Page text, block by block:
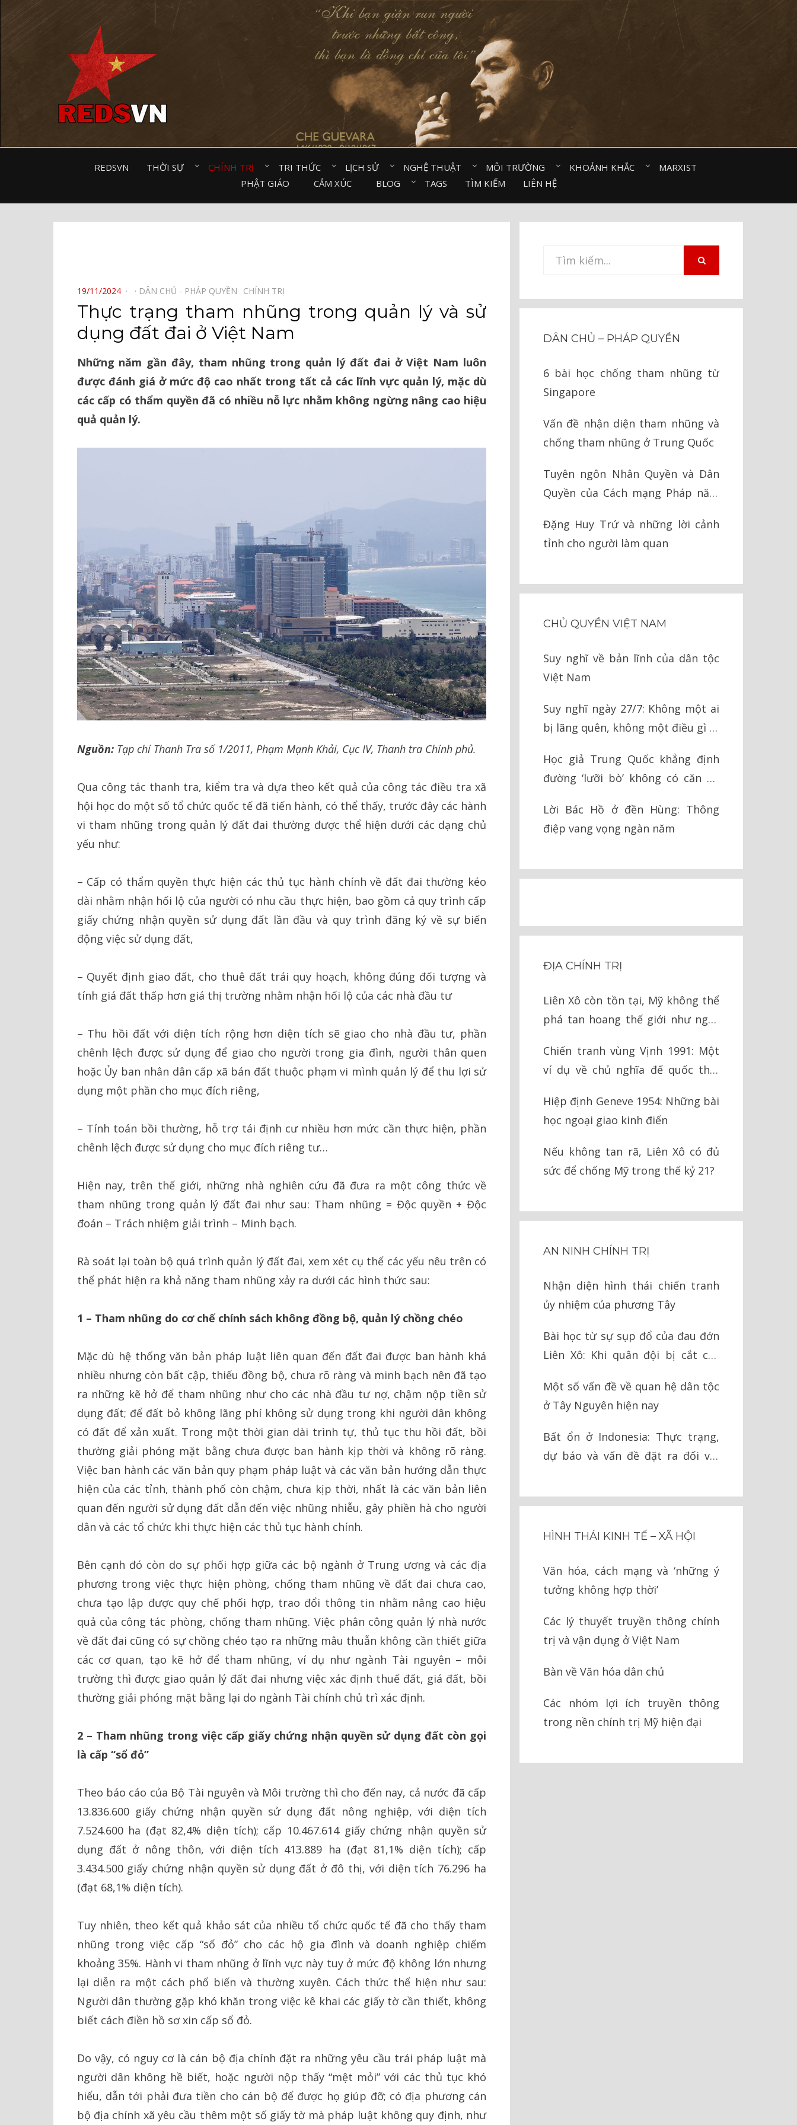
REDSVN THỜI SỰ⠀ CHÍNH TRỊ⠀ TRI THỨC⠀ LỊCH SỬ⠀ NGHỆ THUẬT⠀ MÔI TRƯỜNG⠀ KHOẢNH KHẮC⠀
MARXIST⠀
PHẬT GIÁO⠀
CẢM XÚC⠀ BLOG⠀ TAGS TÌM KIẾM LIÊN HỆ
POSTED
ON
19/11/2024 DÂN CHỦ - PHÁP QUYỀN⠀ CHÍNH TRỊ⠀
Thực trạng tham nhũng trong quản lý và sử
dụng đất đai ở Việt Nam
Những năm gần đây, tham nhũng trong quản lý đất đai ở Việt Nam luôn
được đánh giá ở mức độ cao nhất trong tất cả các lĩnh vực quản lý, mặc dù
các cấp có thẩm quyền đã có nhiều nỗ lực nhằm không ngừng nâng cao hiệu
quả quản lý.
Nguồn:Tạp chí Thanh Tra số 1/2011, Phạm Mạnh Khải, Cục IV, Thanh tra Chính phủ.
Qua công tác thanh tra, kiểm tra và dựa theo kết quả của công tác điều tra xã
hội học do một số tổ chức quốc tế đã tiến hành, có thể thấy, trước đây các hành
vi tham nhũng trong quản lý đất đai thường được thể hiện dưới các dạng chủ
yếu như:
– Cấp có thẩm quyền thực hiện các thủ tục hành chính về đất đai thường kéo
dài nhằm nhận hối lộ của người có nhu cầu thực hiện, bao gồm cả quy trình cấp
giấy chứng nhận quyền sử dụng đất lần đầu và quy trình đăng ký về sự biến
động việc sử dụng đất,
– Quyết định giao đất, cho thuê đất trái quy hoạch, không đúng đối tượng và
tính giá đất thấp hơn giá thị trường nhằm nhận hối lộ của các nhà đầu tư
– Thu hồi đất với diện tích rộng hơn diện tích sẽ giao cho nhà đầu tư, phần
chênh lệch được sử dụng để giao cho người trong gia đình, người thân quen
hoặc Ủy ban nhân dân cấp xã bán đất thuộc phạm vi mình quản lý để thu lợi sử
dụng một phần cho mục đích riêng,
– Tính toán bồi thường, hỗ trợ tái định cư nhiều hơn mức cần thực hiện, phần
chênh lệch được sử dụng cho mục đích riêng tư…
Hiện nay, trên thế giới, những nhà nghiên cứu đã đưa ra một công thức về
tham nhũng trong quản lý đất đai như sau: Tham nhũng = Độc quyền + Độc
đoán – Trách nhiệm giải trình – Minh bạch.
Rà soát lại toàn bộ quá trình quản lý đất đai, xem xét cụ thể các yếu nêu trên có
thể phát hiện ra khả năng tham nhũng xảy ra dưới các hình thức sau:
1 – Tham nhũng do cơ chế chính sách không đồng bộ, quản lý chồng chéo
Mặc dù hệ thống văn bản pháp luật liên quan đến đất đai được ban hành khá
nhiều nhưng còn bất cập, thiếu đồng bộ, chưa rõ ràng và minh bạch nên đã tạo
ra những kẽ hở để tham nhũng như cho các nhà đầu tư nợ, chậm nộp tiền sử
dụng đất; để đất bỏ không lãng phí không sử dụng trong khi người dân không
có đất để xản xuất. Trong một thời gian dài trình tự, thủ tục thu hồi đất, bồi
thường giải phóng mặt bằng chưa được ban hành kịp thời và không rõ ràng.
Việc ban hành các văn bản quy phạm pháp luật và các văn bản hướng dẫn thực
hiện của các tỉnh, thành phố còn chậm, chưa kịp thời, nhất là các văn bản liên
quan đến người sử dụng đất dẫn đến việc nhũng nhiễu, gây phiền hà cho người
dân và các tổ chức khi thực hiện các thủ tục hành chính.
Bên cạnh đó còn do sự phối hợp giữa các bộ ngành ở Trung ương và các địa
phương trong việc thực hiện phòng, chống tham nhũng về đất đai chưa cao,
chưa tạo lập được quy chế phối hợp, trao đổi thông tin nhằm nâng cao hiệu
quả của công tác phòng, chống tham nhũng. Việc phân công quản lý nhà nước
về đất đai cũng có sự chồng chéo tạo ra những mâu thuẫn không cần thiết giữa
các cơ quan, tạo kẽ hở để tham nhũng, ví dụ như ngành Tài nguyên – môi
trường thì được giao quản lý đất đai nhưng việc xác định thuế đất, giá đất, bồi
thường giải phóng mặt bằng lại do ngành Tài chính chủ trì xác định.
2 – Tham nhũng trong việc cấp giấy chứng nhận quyền sử dụng đất còn gọi
là cấp “sổ đỏ”
Theo báo cáo của Bộ Tài nguyên và Môi trường thì cho đến nay, cả nước đã cấp
13.836.600 giấy chứng nhận quyền sử dụng đất nông nghiệp, với diện tích
7.524.600 ha (đạt 82,4% diện tích); cấp 10.467.614 giấy chứng nhận quyền sử
dụng đất ở nông thôn, với diện tích 413.889 ha (đạt 81,1% diện tích); cấp
3.434.500 giấy chứng nhận quyền sử dụng đất ở đô thị, với diện tích 76.296 ha
(đạt 68,1% diện tích).
Tuy nhiên, theo kết quả khảo sát của nhiều tổ chức quốc tế đã cho thấy tham
nhũng trong việc cấp “sổ đỏ” cho các hộ gia đình và doanh nghiệp chiếm
khoảng 35%. Hành vi tham nhũng ở lĩnh vực này tuy ở mức độ không lớn nhưng
lại diễn ra một cách phổ biến và thường xuyên. Cách thức thể hiện như sau:
Người dân thường gặp khó khăn trong việc kê khai các giấy tờ cần thiết, không
biết cách điền hồ sơ xin cấp sổ đỏ.
Do vậy, có nguy cơ là cán bộ địa chính đặt ra những yêu cầu trái pháp luật mà
người dân không hề biết, hoặc người nộp thấy “mệt mỏi” với các thủ tục khó
hiểu, dẫn tới phải đưa tiền cho cán bộ để được họ giúp đỡ; có địa phương cán
bộ địa chính xã yêu cầu thêm một số giấy tờ mà pháp luật không quy định, như
Tìm
DÂN CHỦ – PHÁP QUYỀN
6 bài học chống tham nhũng từ
Singapore
Vấn đề nhận diện tham nhũng và
chống tham nhũng ở Trung Quốc
Tuyên ngôn Nhân Quyền và Dân
Quyền của Cách mạng Pháp năm
Đặng Huy Trứ và những lời cảnh
tỉnh cho người làm quan
CHỦ QUYỀN VIỆT NAM
Suy nghĩ về bản lĩnh của dân tộc
Việt Nam
Suy nghĩ ngày 27/7: Không một ai
bị lãng quên, không một điều gì bị
Học giả Trung Quốc khẳng định
đường ‘lưỡi bò’ không có căn cứ
Lời Bác Hồ ở đền Hùng: Thông
điệp vang vọng ngàn năm
ĐỊA CHÍNH TRỊ
Liên Xô còn tồn tại, Mỹ không thể
phá tan hoang thế giới như ngày
Chiến tranh vùng Vịnh 1991: Một
ví dụ về chủ nghĩa đế quốc thời
Hiệp định Geneve 1954: Những bài
học ngoại giao kinh điển
Nếu không tan rã, Liên Xô có đủ
sức để chống Mỹ trong thế kỷ 21?
AN NINH CHÍNH TRỊ
Nhận diện hình thái chiến tranh
ủy nhiệm của phương Tây
Bài học từ sự sụp đổ của đau đớn
Liên Xô: Khi quân đội bị cắt cụt
Một số vấn đề về quan hệ dân tộc
ở Tây Nguyên hiện nay
Bất ổn ở Indonesia: Thực trạng,
dự báo và vấn đề đặt ra đối với
HÌNH THÁI KINH TẾ – XÃ HỘI
Văn hóa, cách mạng và ‘những ý
tưởng không hợp thời’
Các lý thuyết truyền thông chính
trị và vận dụng ở Việt Nam
Bàn về Văn hóa dân chủ
Các nhóm lợi ích truyền thông
trong nền chính trị Mỹ hiện đại